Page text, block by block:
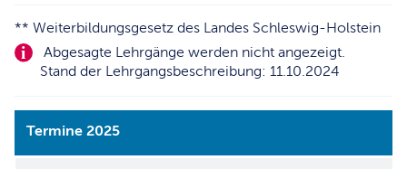
** Weiterbildungsgesetz des Landes Schleswig-Holstein
Abgesagte Lehrgänge werden nicht angezeigt.
Stand der Lehrgangsbeschreibung: 11.10.2024
Termine 2025